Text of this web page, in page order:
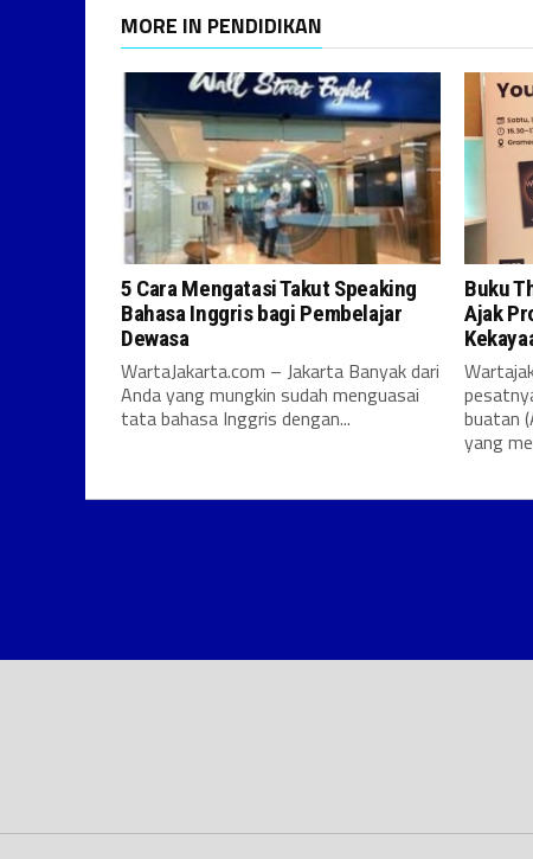
MORE IN PENDIDIKAN
5 Cara Mengatasi Takut Speaking
Bahasa Inggris bagi Pembelajar
Dewasa
WartaJakarta.com – Jakarta Banyak dari
Anda yang mungkin sudah menguasai
tata bahasa Inggris dengan...
Buku
Ajak
buatan
yang